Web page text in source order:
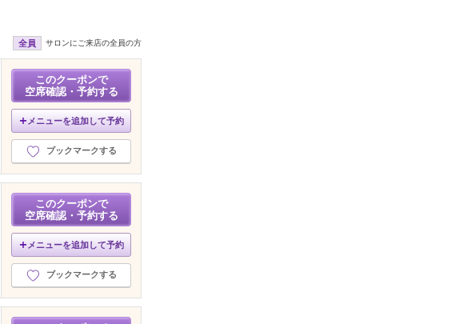
全員 サロンにご来店の全員の方
このクーポンで
空席確認・予約する
メニューを追加して予約
ブックマークする
このクーポンで
空席確認・予約する
メニューを追加して予約
ブックマークする